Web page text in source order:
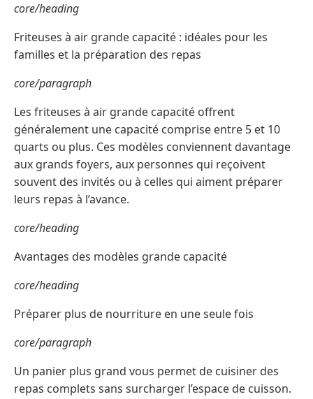
core/heading
Friteuses à air grande capacité : idéales pour les
familles et la préparation des repas
core/paragraph
Les friteuses à air grande capacité offrent
généralement une capacité comprise entre 5 et 10
quarts ou plus. Ces modèles conviennent davantage
aux grands foyers, aux personnes qui reçoivent
souvent des invités ou à celles qui aiment préparer
leurs repas à l’avance.
core/heading
Avantages des modèles grande capacité
core/heading
Préparer plus de nourriture en une seule fois
core/paragraph
Un panier plus grand vous permet de cuisiner des
repas complets sans surcharger l’espace de cuisson.